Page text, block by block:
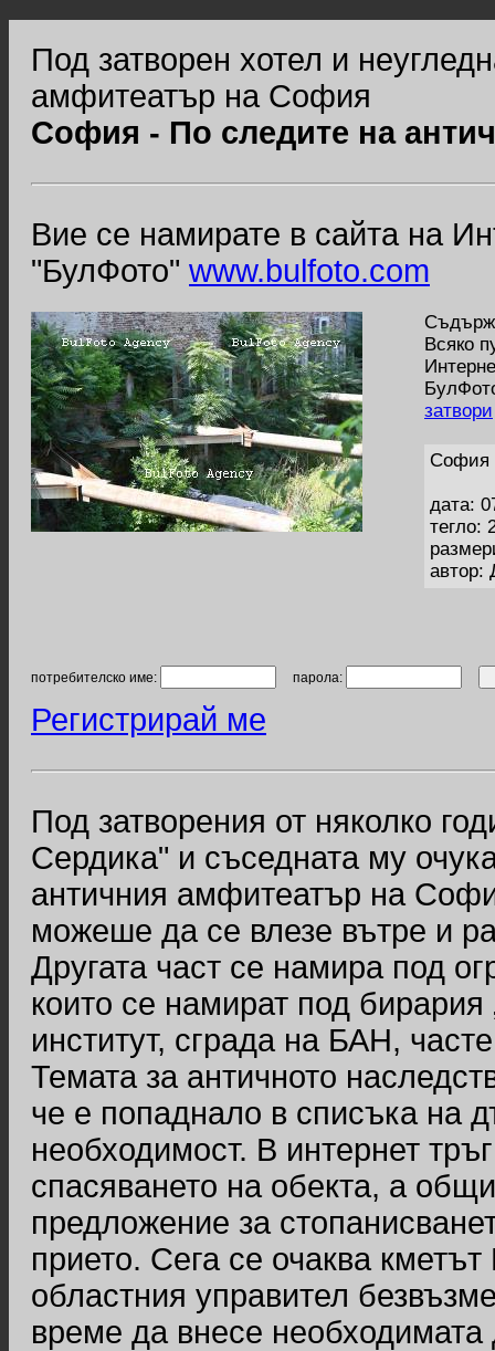
Под затворен хотел и
амфитеатър на София
София - По следите на
Вие се намирате в сайта на
"БулФото" www.bulfoto.com
Всяко
затвори
София
дата:
тегло:
автор:
потребителско име: парола:
Регистрирай ме
Под затворения от няколко
Сердика" и съседната му
античния амфитеатър на
можеше да се влезе вътре и
Другата част се намира под
които се намират под
институт, сграда на БАН,
Темата за античното
че е попаднало в списъка на
необходимост. В интернет
спасяването на обекта, а
предложение за
прието. Сега се очаква
областния управител
време да внесе необходимата